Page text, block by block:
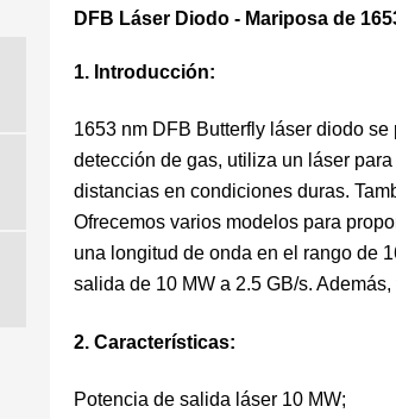
DFB Láser Diodo - Mariposa de
1. Introducción:
1653 nm DFB Butterfly láser diodo
detección de gas, utiliza un láser
distancias en condiciones duras.
Ofrecemos varios modelos para
una longitud de onda en el rango de
salida de 10 MW a 2.5 GB/s.
2. Características:
Potencia de salida láser 10 MW;